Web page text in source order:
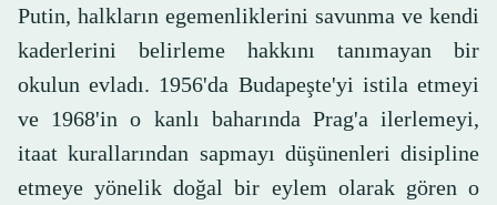
Putin, halkların egemenliklerini savunma ve kendi
kaderlerini belirleme hakkını tanımayan bir
okulun evladı. 1956'da Budapeşte'yi istila etmeyi
ve 1968'in o kanlı baharında Prag'a ilerlemeyi,
itaat kurallarından sapmayı düşünenleri disipline
etmeye yönelik doğal bir eylem olarak gören o